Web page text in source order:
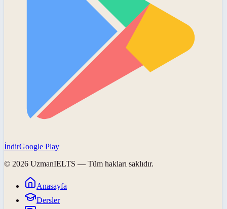
İndirGoogle Play
© 2026 UzmanIELTS — Tüm hakları saklıdır.
Anasayfa
Dersler